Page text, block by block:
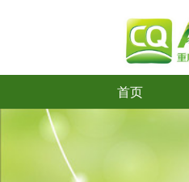
首页